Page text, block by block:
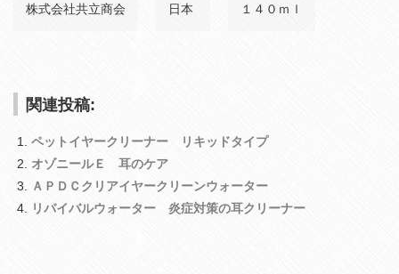
株式会社共立商会 日本 １４０ｍｌ
関連投稿:
ペットイヤークリーナー リキッドタイプ
オゾニールＥ 耳のケア
ＡＰＤＣクリアイヤークリーンウォーター
リバイバルウォーター 炎症対策の耳クリーナー